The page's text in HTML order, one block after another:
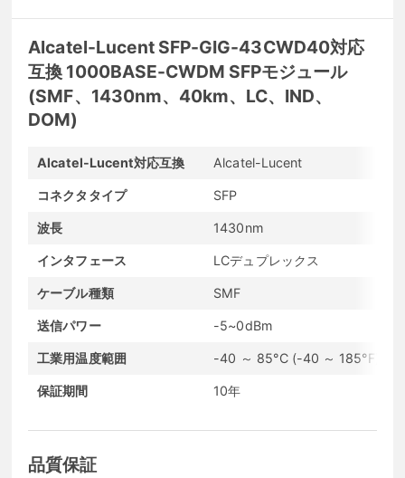
Alcatel-Lucent SFP-GIG-43CWD40対応
互換 1000BASE-CWDM SFPモジュール
(SMF、1430nm、40km、LC、IND、
DOM)
Alcatel-Lucent対応互換 Alcatel-Lucent
コネクタタイプ SFP
波長 1430nm
インタフェース LCデュプレックス
ケーブル種類 SMF
送信パワー -5~0dBm
工業用温度範囲 -40 ～ 85°C (-40 ～ 185°F)
保証期間 10年
品質保証